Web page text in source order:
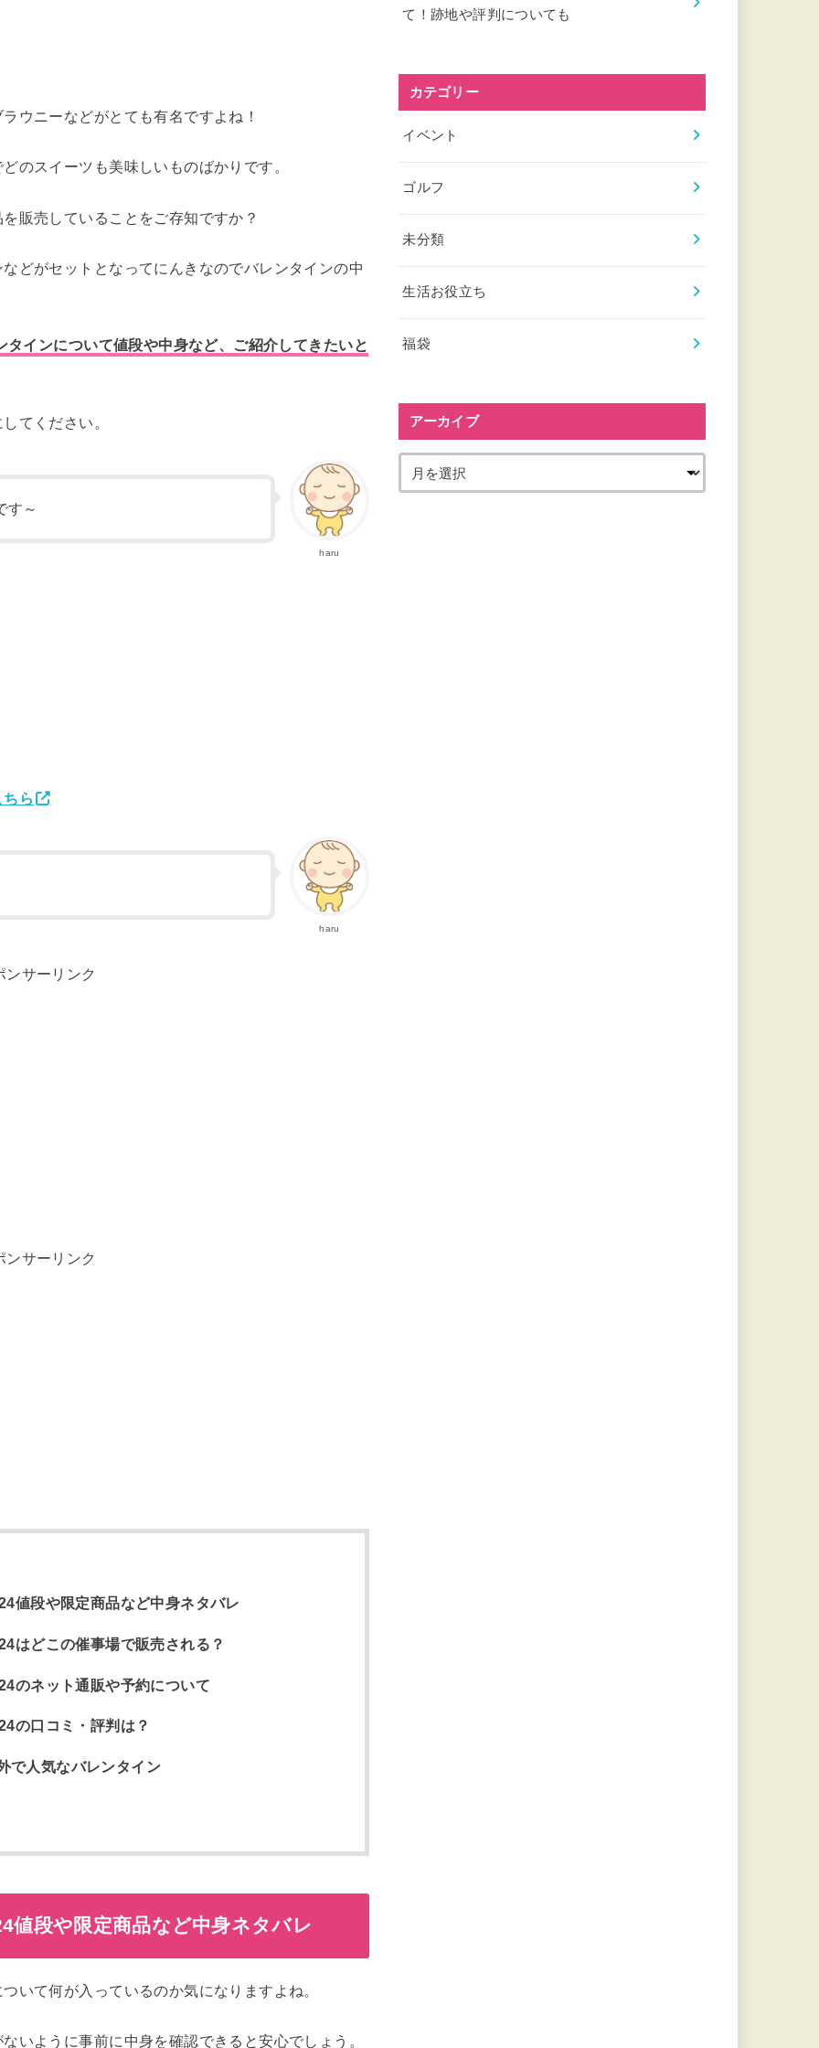
ウニーなどがとても有名ですよね！
のスイーツも美味しいものばかりです。
販売していることをご存知ですか？
どがセットとなってにんきなのでバレンタインの中
インについて値段や中身など、ご紹介してきたいと
てください。
haru
す～
ら
haru
ンサーリンク
ンサーリンク
値段や限定商品など中身ネタバレ
はどこの催事場で販売される？
のネット通販や予約について
の口コミ・評判は？
で人気なバレンタイン
段や限定商品など中身ネタバレ
いて何が入っているのか気になりますよね。
いように事前に中身を確認できると安心でしょう。
て！跡地や評判についても
カテゴリー
イベント
ゴルフ
未分類
生活お役立ち
福袋
アーカイブ